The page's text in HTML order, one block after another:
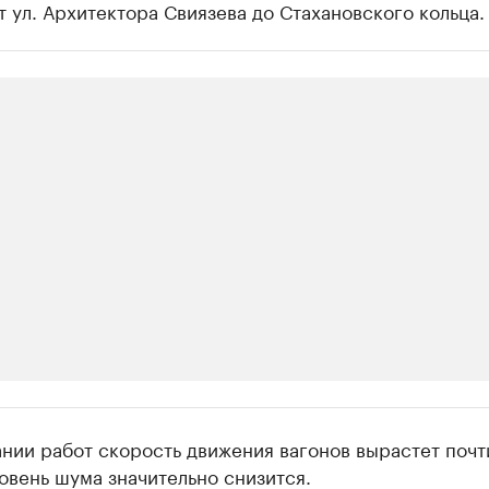
Архитектора Свиязева до Стахановского кольца.
организации в нефтегазовой
работ скорость движения вагонов вырастет
шума значительно снизится.